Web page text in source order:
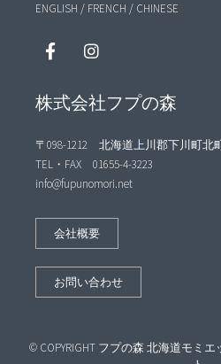
ENGLISH / FRENCH / CHINESE
株式会社フプの森
〒098-1212 北海道上川郡下川町北
TEL・FAX 01655-4-3223
info@fupunomori.net
会社概要
お問い合わせ
© COPYRIGHT フプの森 北海道モミ